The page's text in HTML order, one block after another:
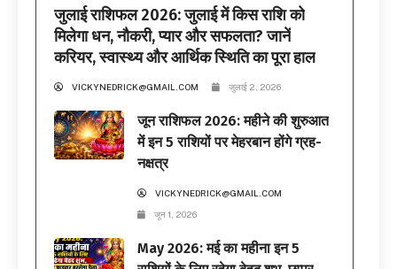
जुलाई राशिफल 2026: जुलाई में किस राशि को
मिलेगा धन, नौकरी, प्यार और सफलता? जानें
करियर, स्वास्थ्य और आर्थिक स्थिति का पूरा हाल
VICKYNEDRICK@GMAIL.COM जुलाई 2, 2026
जून राशिफल 2026: महीने की शुरुआत
में इन 5 राशियों पर मेहरबान होंगे ग्रह-
नक्षत्र
VICKYNEDRICK@GMAIL.COM
जून 1, 2026
May 2026: मई का महीना इन 5